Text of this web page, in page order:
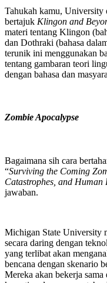
Tahukah kamu, University
bertajuk Klingon and
materi tentang Klingon
dan Dothraki (bahasa
terunik ini menggunakan
tentang gambaran teori
dengan bahasa dan
Zombie Apocalypse
Bagaimana sih cara
“Surviving the Coming
Catastrophes, and Human
jawaban.
Michigan State University
secara daring dengan
yang terlibat akan
bencana dengan skenario
Mereka akan bekerja